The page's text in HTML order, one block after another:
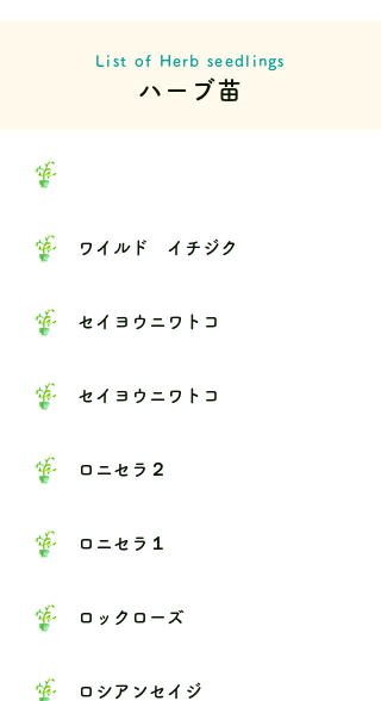
List of Herb seedlings
ハーブ苗
ワイルド イチジク
セイヨウニワトコ
セイヨウニワトコ
ロニセラ２
ロニセラ１
ロックローズ
ロシアンセイジ